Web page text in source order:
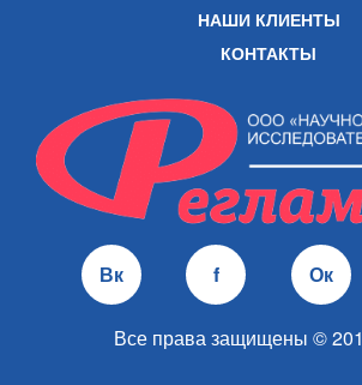
НАШИ КЛИЕНТЫ
КОНТАКТЫ
Вк f Ок
Все права защищены ©